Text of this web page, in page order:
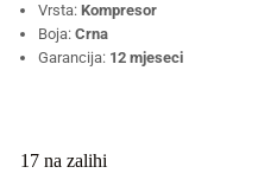
Vrsta: Kompresor
Boja: Crna
Garancija: 12 mjeseci
17 na zalihi